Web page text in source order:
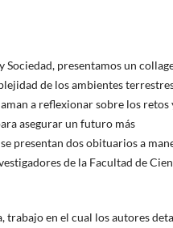
Sociedad, presentamos un
de los ambientes
a reflexionar sobre los retos
asegurar un futuro más
presentan dos obituarios a
de la Facultad de
trabajo en el cual los autores